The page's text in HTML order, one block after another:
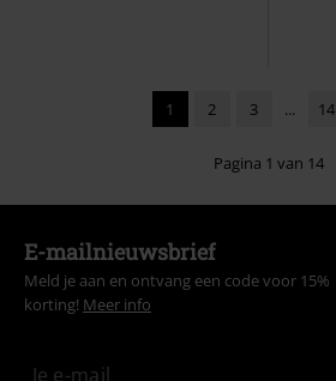
1 2 3 ... 14
Pagina 1 van 14
E-mailnieuwsbrief
Meld je aan en ontvang een code voor 15%
korting! Meer info